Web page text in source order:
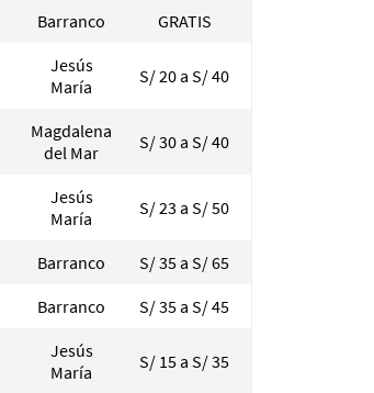
Barranco GRATIS
Jesús
María
S/ 20 a S/ 40
Magdalena
del Mar
S/ 30 a S/ 40
Jesús
María
S/ 23 a S/ 50
Barranco
S/ 35 a S/ 65
Barranco S/ 35 a S/ 45
Jesús
María
S/ 15 a S/ 35